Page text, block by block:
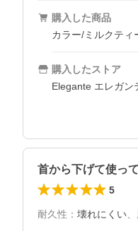
購入した商品
カラー/ミルクティ
購入したストア
Elegante エレガン
首から下げて使っ
5
耐久性 ： 壊れにくい、